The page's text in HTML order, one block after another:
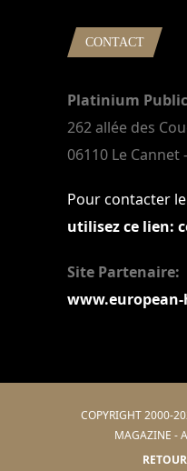
CONTACT
Platinium
262 allée des
06110 Le Cannet
Pour contacter
utilisez ce lien:
Site Partenaire:
COPYRIGHT 2000-
MAGAZINE -